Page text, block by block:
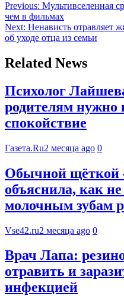
Previous: Мультивселенная
чем в фильмах
Next: Ненависть отравляет
об уходе отца из семьи
Related News
Психолог
родителям нужно
спокойствие
Газета.Ru2 месяца ago 0
Обычной щёткой
объяснила, как
молочным зубам
Vse42.ru2 месяца ago 0
Врач Лапа:
отравить и
инфекцией